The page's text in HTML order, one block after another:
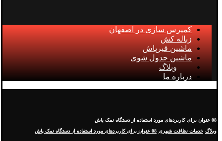
کمپرس سازی در اصفهان
زباله کش
ماشین قیرپاش
ماشین جدول شوی
وبلاگ
درباره ما
08 عنوان برای کاربردهای مورد استفاده از دستگاه نمک پاش
وبلاگ خدمات نظافت شهری 08 عنوان برای کاربردهای مورد استفاده از دستگاه نمک پاش